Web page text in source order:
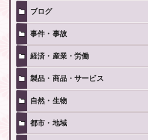
ブログ
事件・事故
経済・産業・労働
製品・商品・サービス
自然・生物
都市・地域